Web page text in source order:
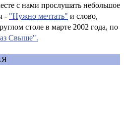
с нами прослушать небольшое
- "Нужно мечтать" и слово,
столе в марте 2002 года, по
Свыше".